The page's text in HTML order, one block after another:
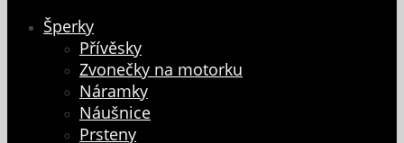
Šperky
Přívěsky
Zvonečky na motorku
Náramky
Náušnice
Prsteny